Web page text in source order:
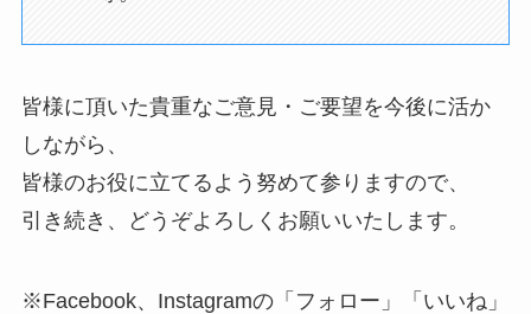
皆様に頂いた貴重なご意見・ご要望を今後に活か
しながら、
皆様のお役に立てるよう努めて参りますので、
引き続き、どうぞよろしくお願いいたします。
※Facebook、Instagramの「フォロー」「いいね」